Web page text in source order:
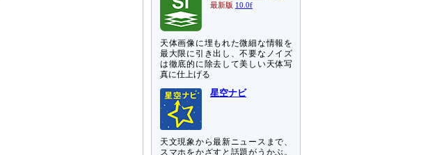
最新版 10.0f
天体画像に埋もれた微細な情報を
最大限に引き出し、不要なノイズ
は徹底的に除去して美しい天体写
真に仕上げる
星空ナビ
天文現象から最新ニュースまで、
スマホをかざすと話題がうかぶ。